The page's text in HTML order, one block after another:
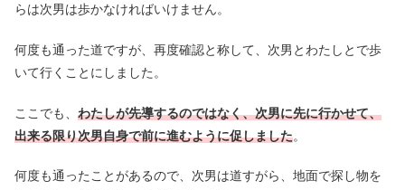
らは次男は歩かなければいけません。
何度も通った道ですが、再度確認と称して、次男とわたしとで歩
いて行くことにしました。
ここでも、 わたしが先導するのではなく、次男に先に行かせて、
出来る限り次男自身で前に進むように促しました。
何度も通ったことがあるので、次男は道すがら、地面で探し物を